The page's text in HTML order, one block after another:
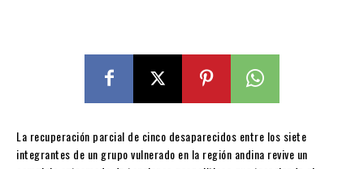
La recuperación parcial de cinco desaparecidos entre los siete
integrantes de un grupo vulnerado en la región andina revive un